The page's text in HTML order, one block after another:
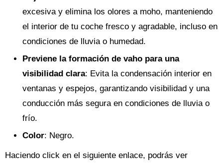
excesiva y elimina los olores a moho, manteniendo
el interior de tu coche fresco y agradable, incluso en
condiciones de lluvia o humedad.
Previene la formación de vaho para una
visibilidad clara: Evita la condensación interior en
ventanas y espejos, garantizando visibilidad y una
conducción más segura en condiciones de lluvia o
frío.
Color: Negro.
Haciendo click en el siguiente enlace, podrás ver